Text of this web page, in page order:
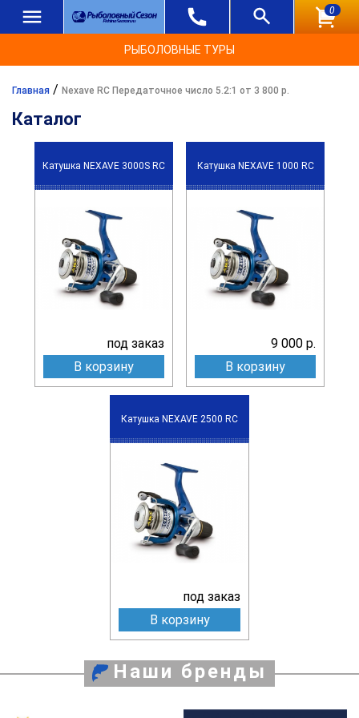
0
РЫБОЛОВНЫЕ ТУРЫ
Главная / Nexave RC Передаточное число 5.2:1 от 3 800 р.
Каталог
Катушка NEXAVE 3000S RC
под заказ
В корзину
Катушка NEXAVE 1000 RC
9 000 р.
В корзину
Катушка NEXAVE 2500 RC
под заказ
В корзину
Наши бренды